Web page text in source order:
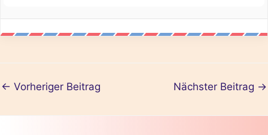
← Vorheriger Beitrag Nächster Beitrag →